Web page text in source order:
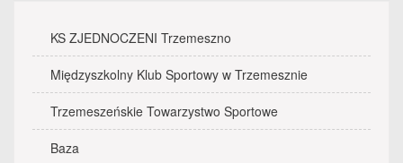
KS ZJEDNOCZENI Trzemeszno
Międzyszkolny Klub Sportowy w Trzemesznie
Trzemeszeńskie Towarzystwo Sportowe
Baza